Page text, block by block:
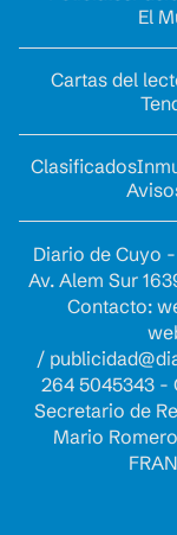
El
Cartas del
Clasificados
Diario de Cuyo
Av. Alem Sur
Contacto:
/
264 5045343 -
Secretario de
Mario